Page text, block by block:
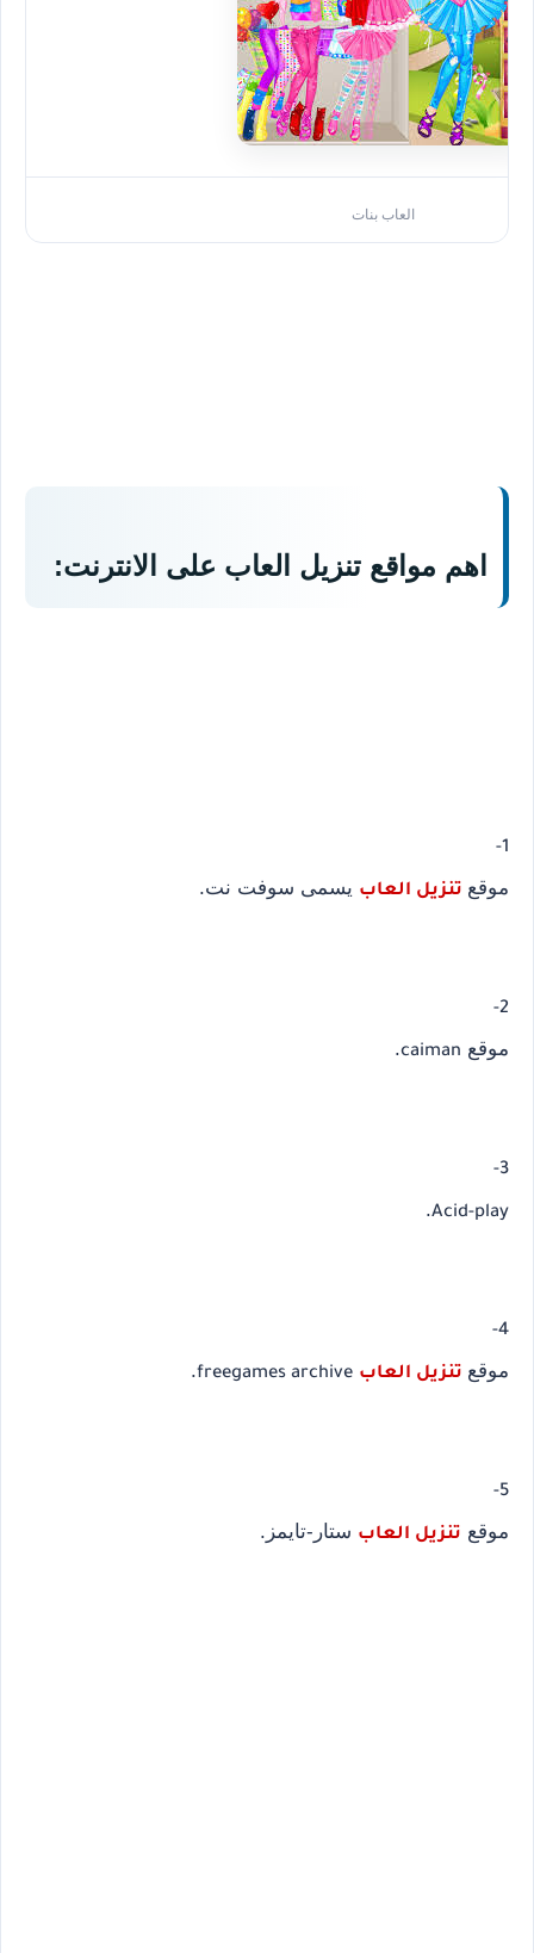
العاب بنات
اهم مواقع تنزيل العاب على الانترنت:
1-
موقع تنزيل العاب يسمى سوفت نت.
2-
موقع caiman
.
3-
Acid-play
.
4-
موقع تنزيل العاب freegames archive
.
5-
موقع تنزيل العاب ستار-تايمز.